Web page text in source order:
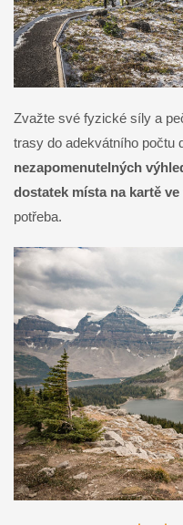
Zvažte své fyzické síly a
trasy do adekvátního počtu
nezapomenutelných
dostatek místa na kartě
potřeba.